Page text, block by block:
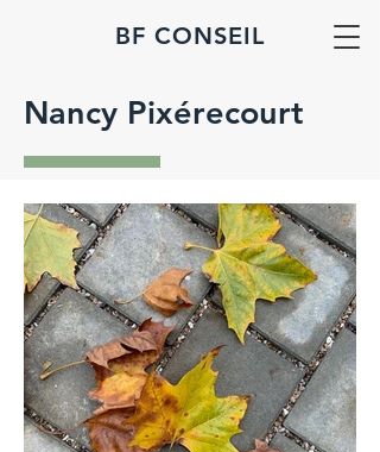
BF CONSEIL
Nancy Pixérecourt